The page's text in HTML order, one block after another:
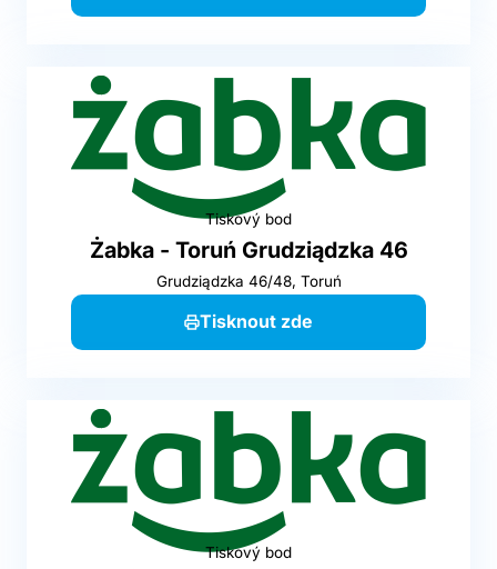
Tiskový bod
Żabka - Toruń Grudziądzka 46
Grudziądzka 46/48, Toruń
Tisknout zde
Tiskový bod